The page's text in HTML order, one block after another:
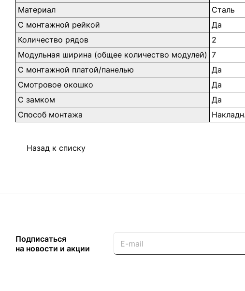
Материал
Сталь
С монтажной рейкой
Да
Количество рядов
2
Модульная ширина (общее количество модулей) 7
С монтажной платой/панелью
Да
Смотровое окошко
Да
С замком
Да
Способ монтажа
Назад к списку
Подписаться
на новости и акции